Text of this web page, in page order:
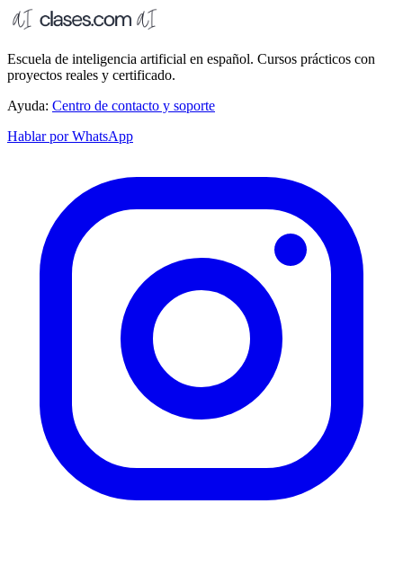
Escuela de inteligencia artificial en español. Cursos prácticos con
proyectos reales y certificado.
Ayuda: Centro de contacto y soporte
Hablar por WhatsApp